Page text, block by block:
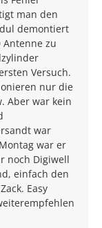
man den
demontiert
Antenne zu
Versuch.
nur die
Aber war kein
war
war er
noch Digiwell
einfach den
Easy